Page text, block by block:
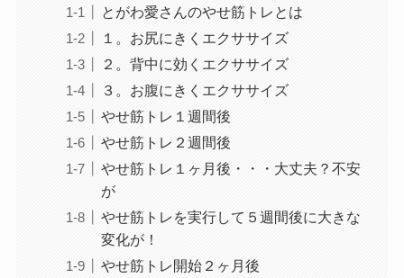
とがわ愛さんのやせ筋トレとは
１。お尻にきくエクササイズ
２。背中に効くエクササイズ
３。お腹にきくエクササイズ
やせ筋トレ１週間後
やせ筋トレ２週間後
やせ筋トレ１ヶ月後・・・大丈夫？不安
が
やせ筋トレを実行して５週間後に大きな
変化が！
やせ筋トレ開始２ヶ月後